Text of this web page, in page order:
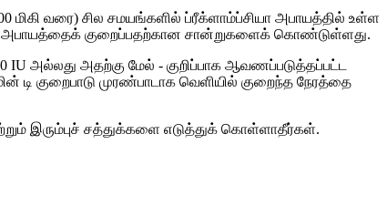
மிகி வரை) சில சமயங்களில் ப்ரீக்ளாம்ப்சியா அபாயத்தில் உள்ள
அபாயத்தைக் குறைப்பதற்கான சான்றுகளைக் கொண்டுள்ளது.
IU அல்லது அதற்கு மேல் - குறிப்பாக ஆவணப்படுத்தப்பட்ட
டி குறைபாடு முரண்பாடாக வெளியில் குறைந்த நேரத்தை
இரும்புச் சத்துக்களை எடுத்துக் கொள்ளாதீர்கள்.